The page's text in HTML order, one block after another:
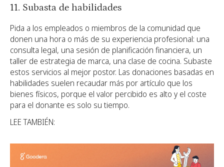
11. Subasta de habilidades
Pida a los empleados o miembros de la comunidad que
donen una hora o más de su experiencia profesional: una
consulta legal, una sesión de planificación financiera, un
taller de estrategia de marca, una clase de cocina. Subaste
estos servicios al mejor postor. Las donaciones basadas en
habilidades suelen recaudar más por artículo que los
bienes físicos, porque el valor percibido es alto y el coste
para el donante es solo su tiempo.
LEE TAMBIÉN: